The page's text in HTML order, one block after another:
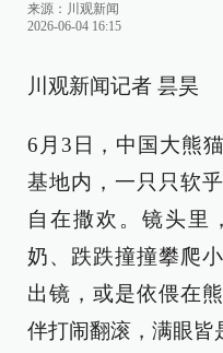
来源： 川观新闻
2026-06-04 16:15
川观新闻记者 昙昊
6月3日，中国大熊
基地内，一只只软
自在撒欢。镜头里
奶、跌跌撞撞攀爬
出镜，或是依偎在
伴打闹翻滚，满眼皆